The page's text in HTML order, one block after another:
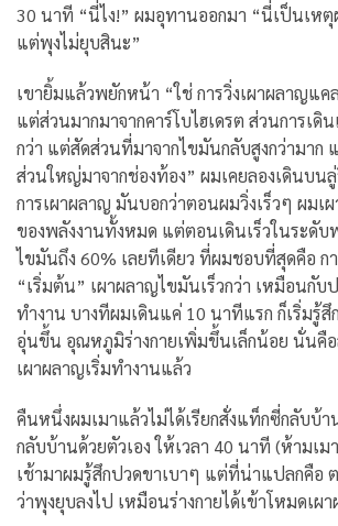
30 นาที “นี่ไง!” ผมอุทานออกมา “นี่เป็นเห
แต่พุงไม่ยุบสินะ”
เขายิ้มแล้วพยักหน้า “ใช่ การวิ่งเผาผลาญแค
แต่ส่วนมากมาจากคาร์โบไฮเดรต ส่วนการเดิ
กว่า แต่สัดส่วนที่มาจากไขมันกลับสูงกว่ามาก
ส่วนใหญ่มาจากช่องท้อง” ผมเคยลองเดินบน
การเผาผลาญ มันบอกว่าตอนผมวิ่งเร็วๆ ผมเ
ของพลังงานทั้งหมด แต่ตอนเดินเร็วในระดับ
ไขมันถึง 60% เลยทีเดียว ที่ผมชอบที่สุดคือ ก
“เริ่มต้น” เผาผลาญไขมันเร็วกว่า เหมือนกับ
ทำงาน บางทีผมเดินแค่ 10 นาทีแรก ก็เริ่มรู้สึ
อุ่นขึ้น อุณหภูมิร่างกายเพิ่มขึ้นเล็กน้อย นั่นคื
เผาผลาญเริ่มทำงานแล้ว
คืนหนึ่งผมเมาแล้วไม่ได้เรียกสั่งแท็กซี่กลับบ้
กลับบ้านด้วยตัวเอง ให้เวลา 40 นาที (ห้ามเ
เช้ามาผมรู้สึกปวดขาเบาๆ แต่ที่น่าแปลกคือ
ว่าพุงยุบลงไป เหมือนร่างกายได้เข้าโหมดเ